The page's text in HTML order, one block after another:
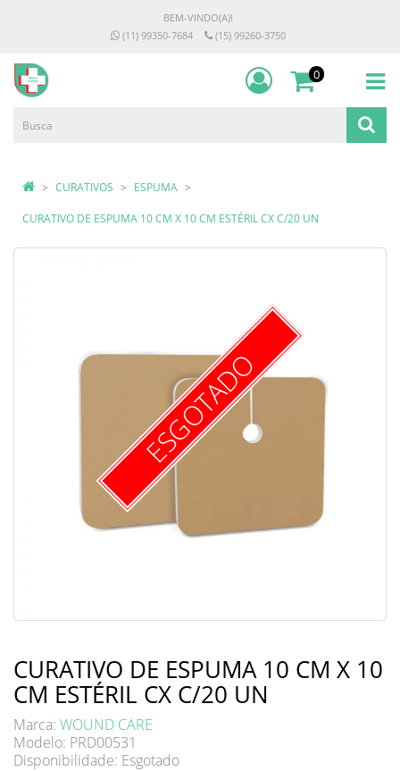
BEM-VINDO(A)!
(11) 99350-7684
(15) 99260-3750
0
CURATIVOS ESPUMA
CURATIVO DE ESPUMA 10 CM X 10 CM ESTÉRIL CX C/20 UN
ESGOTADO
CURATIVO DE ESPUMA 10 CM X 10
CM ESTÉRIL CX C/20 UN
Marca: WOUND CARE
Modelo: PRD00531
Disponibilidade: Esgotado